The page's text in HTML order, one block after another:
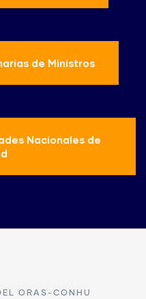
de Ministros
Nacionales de
ORAS-CONHU